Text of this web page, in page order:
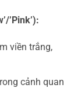
’Pink’):
viền trắng,
cảnh quan